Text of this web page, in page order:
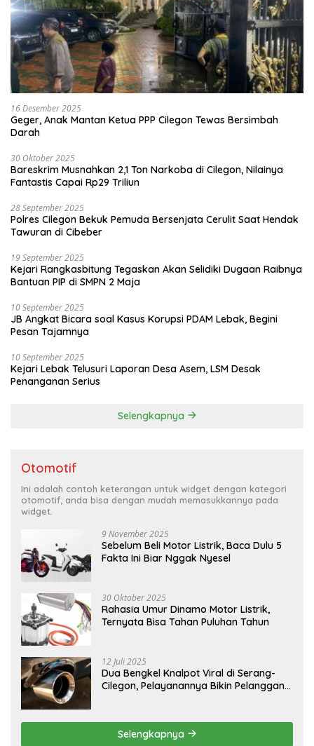
16 Desember 2025
Geger, Anak Mantan Ketua PPP Cilegon Tewas Bersimbah
Darah
30 Oktober 2025
Bareskrim Musnahkan 2,1 Ton Narkoba di Cilegon, Nilainya
Fantastis Capai Rp29 Triliun
28 September 2025
Polres Cilegon Bekuk Pemuda Bersenjata Cerulit Saat Hendak
Tawuran di Cibeber
19 September 2025
Kejari Rangkasbitung Tegaskan Akan Selidiki Dugaan Raibnya
Bantuan PIP di SMPN 2 Maja
10 September 2025
JB Angkat Bicara soal Kasus Korupsi PDAM Lebak, Begini
Pesan Tajamnya
10 September 2025
Kejari Lebak Telusuri Laporan Desa Asem, LSM Desak
Penanganan Serius
Selengkapnya
Otomotif
Ini adalah contoh keterangan untuk widget dengan kategori
otomotif, anda bisa dengan mudah memasukkannya pada
widget.
9 November 2025
Sebelum Beli Motor Listrik, Baca Dulu 5
Fakta Ini Biar Nggak Nyesel
30 Oktober 2025
Rahasia Umur Dinamo Motor Listrik,
Ternyata Bisa Tahan Puluhan Tahun
12 Juli 2025
Dua Bengkel Knalpot Viral di Serang-
Cilegon, Pelayanannya Bikin Pelanggan
Selengkapnya